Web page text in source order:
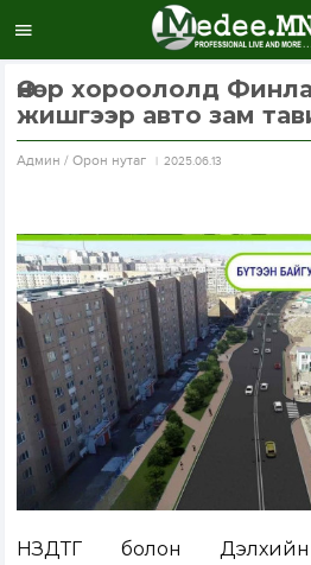
Өнөр хороололд
жишгээр авто зам
Aдмин / Орон нутаг 2025.06.13
НЗДТГ болон